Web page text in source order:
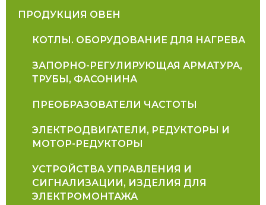
ПРОДУКЦИЯ ОВЕН
КОТЛЫ. ОБОРУДОВАНИЕ ДЛЯ НАГРЕВА
ЗАПОРНО-РЕГУЛИРУЮЩАЯ АРМАТУРА,
ТРУБЫ, ФАСОНИНА
ПРЕОБРАЗОВАТЕЛИ ЧАСТОТЫ
ЭЛЕКТРОДВИГАТЕЛИ, РЕДУКТОРЫ И
МОТОР-РЕДУКТОРЫ
УСТРОЙСТВА УПРАВЛЕНИЯ И
СИГНАЛИЗАЦИИ, ИЗДЕЛИЯ ДЛЯ
ЭЛЕКТРОМОНТАЖА